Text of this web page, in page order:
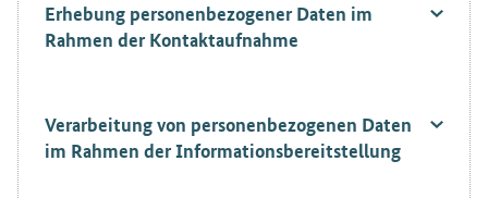
Erhebung personenbezogener Daten im
Rahmen der Kontaktaufnahme
Verarbeitung von personenbezogenen Daten
im Rahmen der Informationsbereitstellung